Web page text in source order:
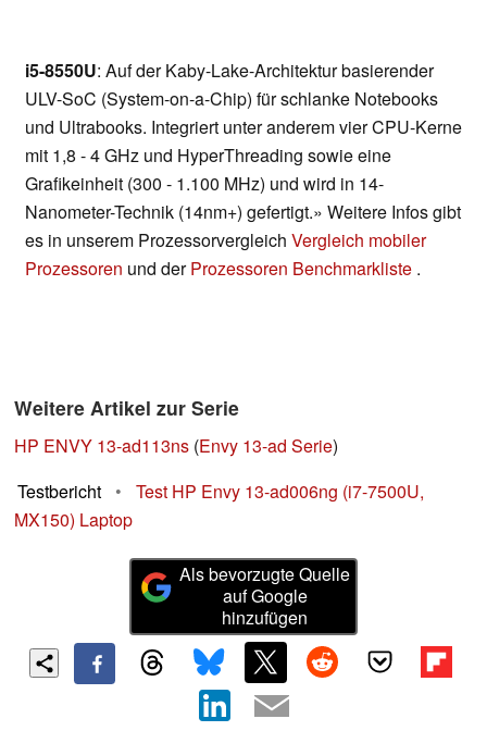
i5-8550U: Auf der Kaby-Lake-Architektur basierender
ULV-SoC (System-on-a-Chip) für schlanke Notebooks
und Ultrabooks. Integriert unter anderem vier CPU-Kerne
mit 1,8 - 4 GHz und HyperThreading sowie eine
Grafikeinheit (300 - 1.100 MHz) und wird in 14-
Nanometer-Technik (14nm+) gefertigt.» Weitere Infos gibt
es in unserem Prozessorvergleich Vergleich mobiler
Prozessoren und derProzessoren Benchmarkliste .
Weitere Artikel zur Serie
HP ENVY 13-ad113ns (Envy 13-ad Serie)
Testbericht
•
Test HP Envy 13-ad006ng (i7-7500U,
MX150) Laptop
Als bevorzugte Quelle
auf Google
hinzufügen